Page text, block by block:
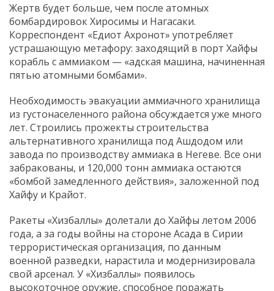
Жертв будет больше, чем после атомных
бомбардировок Хиросимы и Нагасаки.
Корреспондент «Едиот Ахронот» употребляет
устрашающую метафору: заходящий в порт Хайфы
корабль с аммиаком — «адская машина, начиненная
пятью атомными бомбами».
Необходимость эвакуации аммиачного хранилища
из густонаселенного района обсуждается уже много
лет. Строились прожекты строительства
альтернативного хранилища под Ашдодом или
завода по производству аммиака в Негеве. Все они
забракованы, и 120,000 тонн аммиака остаются
«бомбой замедленного действия», заложенной под
Хайфу и Крайот.
Ракеты «Хизбаллы» долетали до Хайфы летом 2006
года, а за годы войны на стороне Асада в Сирии
террористическая организация, по данным
военной разведки, нарастила и модернизировала
свой арсенал. У «Хизбаллы» появилось
высокоточное оружие, способное поражать